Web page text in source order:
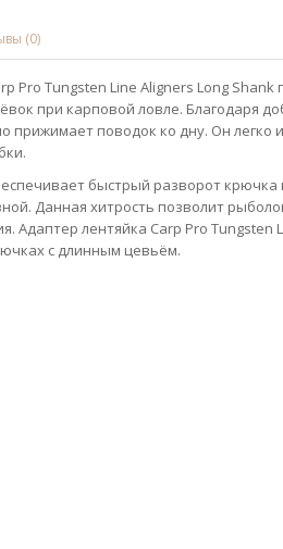
(0)
Pro Tungsten Line Aligners Long
при карповой ловле. Благодаря
прижимает поводок ко дну. Он легко
быстрый разворот
Данная хитрость позволит
Адаптер лентяйка Carp Pro Tungsten
с длинным цевьём.